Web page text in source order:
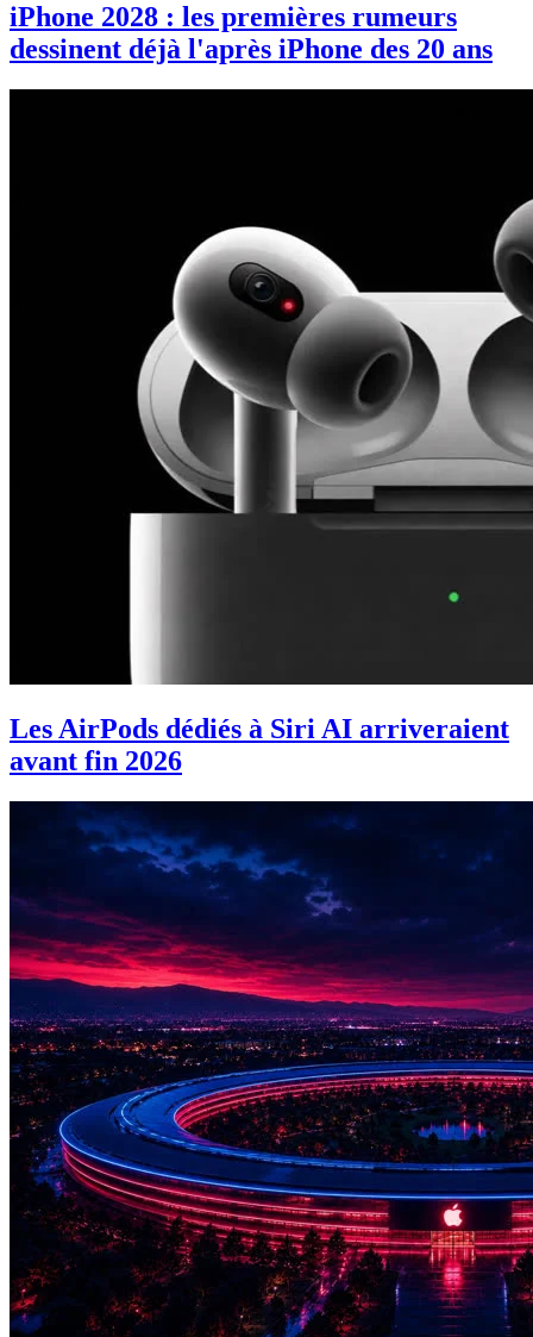
iPhone 2028 : les premières rumeurs
dessinent déjà l'après iPhone des 20 ans
Les AirPods dédiés à Siri AI arriveraient
avant fin 2026